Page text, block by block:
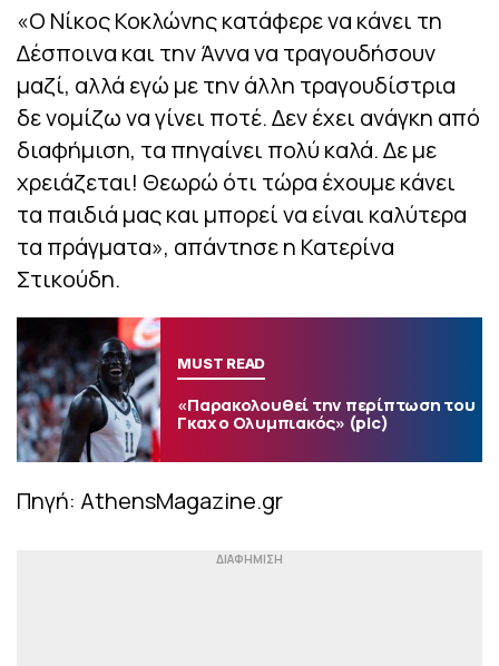
«Ο Νίκος Κοκλώνης κατάφερε να κάνει τη
Δέσποινα και την Άννα να τραγουδήσουν
μαζί, αλλά εγώ με την άλλη τραγουδίστρια
δε νομίζω να γίνει ποτέ. Δεν έχει ανάγκη από
διαφήμιση, τα πηγαίνει πολύ καλά. Δε με
χρειάζεται! Θεωρώ ότι τώρα έχουμε κάνει
τα παιδιά μας και μπορεί να είναι καλύτερα
τα πράγματα», απάντησε η Κατερίνα
Στικούδη.
MUST READ
«Παρακολουθεί την περίπτωση του
Γκαχ ο Ολυμπιακός» (pic)
Πηγή: AthensMagazine.gr